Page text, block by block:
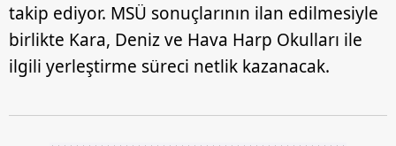
takip ediyor. MSÜ sonuçlarının ilan edilmesiyle
birlikte Kara, Deniz ve Hava Harp Okulları ile
ilgili yerleştirme süreci netlik kazanacak.